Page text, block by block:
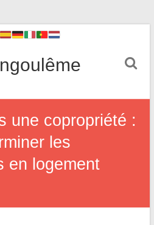
une copropriété :
les
en logement